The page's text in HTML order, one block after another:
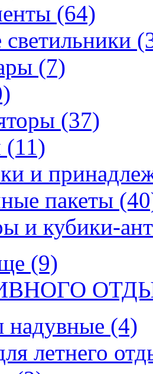
(64)
(7)
(37)
(11)
и
пакеты
и кубики-
(9)
надувные (4)
летнего